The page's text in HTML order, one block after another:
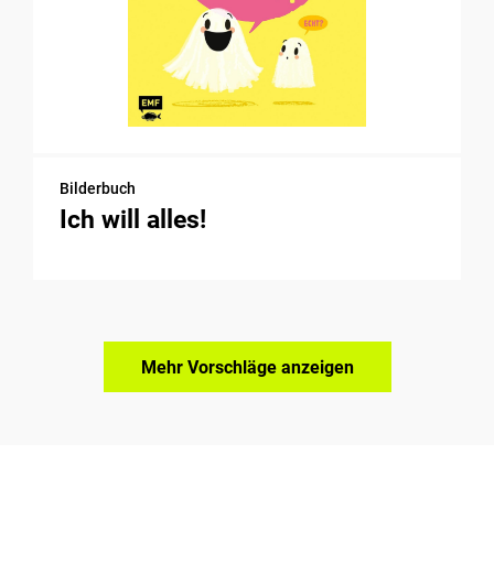
Bilderbuch
Ich will alles!
Mehr Vorschläge anzeigen